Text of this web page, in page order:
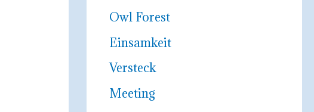
n
h
:
Owl Forest
Einsamkeit
Versteck
Meeting